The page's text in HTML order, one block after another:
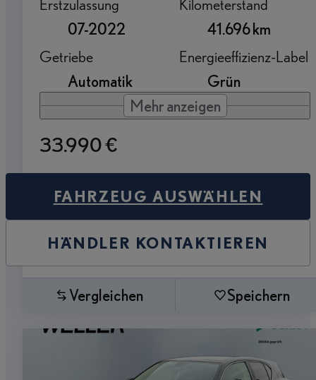
Erstzulassung
07-2022
Kilometerstand
41.696 km
Getriebe
Automatik
Energieeffizienz-Label
Grün
Mehr anzeigen
33.990 €
FAHRZEUG AUSWÄHLEN
HÄNDLER KONTAKTIEREN
Vergleichen Speichern